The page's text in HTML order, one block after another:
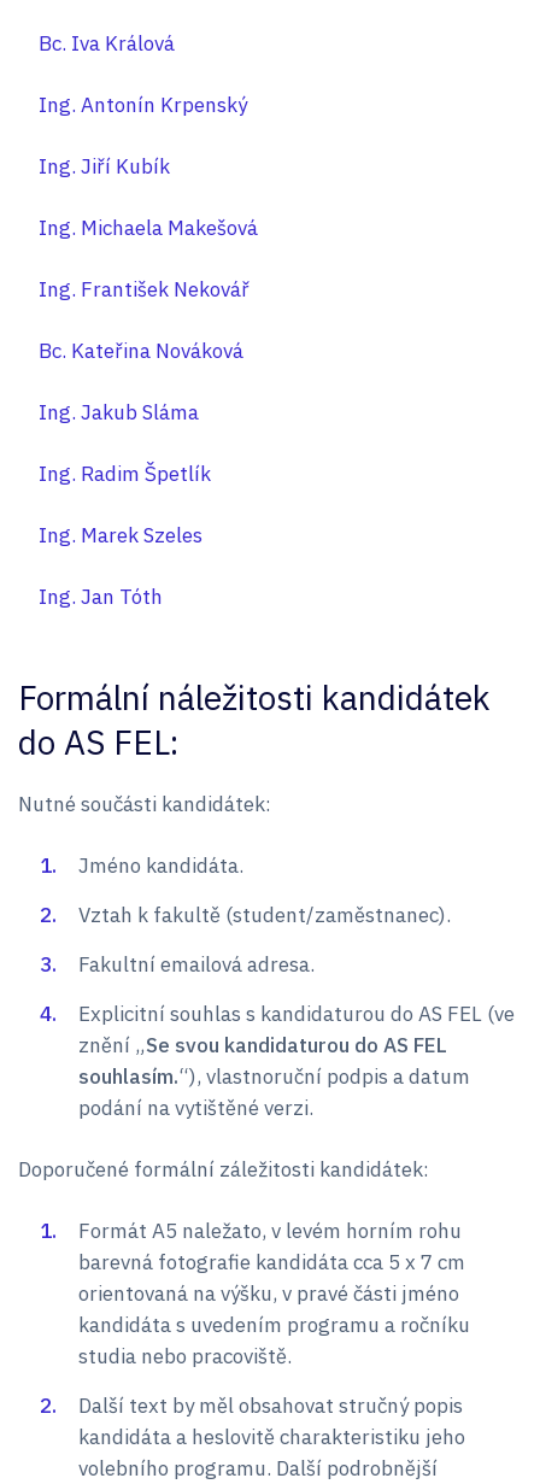
Bc. Iva Králová
Ing. Antonín Krpenský
Ing. Jiří Kubík
Ing. Michaela Makešová
Ing. František Nekovář
Bc. Kateřina Nováková
Ing. Jakub Sláma
Ing. Radim Špetlík
Ing. Marek Szeles
Ing. Jan Tóth
Formální náležitosti kandidátek
do AS FEL:
Nutné součásti kandidátek:
Jméno kandidáta.
Vztah k fakultě (student/zaměstnanec).
Fakultní emailová adresa.
Explicitní souhlas s kandidaturou do AS FEL (ve
znění „Se svou kandidaturou do AS FEL
souhlasím.“), vlastnoruční podpis a datum
podání na vytištěné verzi.
Doporučené formální záležitosti kandidátek:
Formát A5 naležato, v levém horním rohu
barevná fotografie kandidáta cca 5 x 7 cm
orientovaná na výšku, v pravé části jméno
kandidáta s uvedením programu a ročníku
studia nebo pracoviště.
Další text by měl obsahovat stručný popis
kandidáta a heslovitě charakteristiku jeho
volebního programu. Další podrobnější